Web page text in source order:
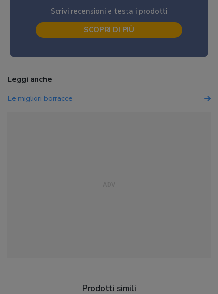
Scrivi recensioni e testa i prodotti
SCOPRI DI PIÙ
Leggi anche
Le migliori borracce
Prodotti simili